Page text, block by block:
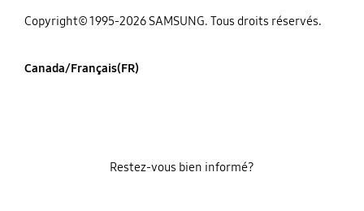
Copyright© 1995-2026 SAMSUNG. Tous droits réservés.
Canada/Français(FR)
Restez-vous bien informé?